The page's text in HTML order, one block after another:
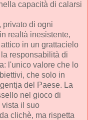
capacità di calarsi
privato di ogni
realtà inesistente,
in un grattacielo
responsabilità di
l'unico valore che lo
che solo in
del Paese. La
nel gioco di
vista il suo
clichè, ma rispetta